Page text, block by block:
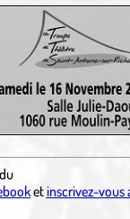
etinscrivez-vous